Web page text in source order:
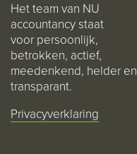
Het team van NU
accountancy staat
voor persoonlijk,
betrokken, actief,
meedenkend, helder en
transparant.
Privacyverklaring